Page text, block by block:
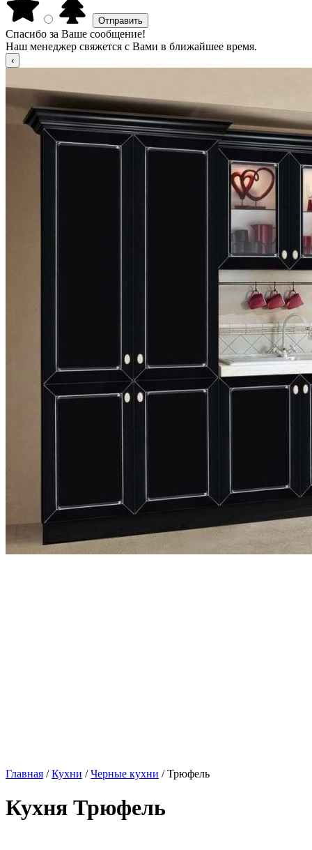
Спасибо за Ваше сообщение!
Наш менеджер свяжется с Вами в ближайшее время.
Главная /Кухни /Черные кухни / Трюфель
Кухня Трюфель